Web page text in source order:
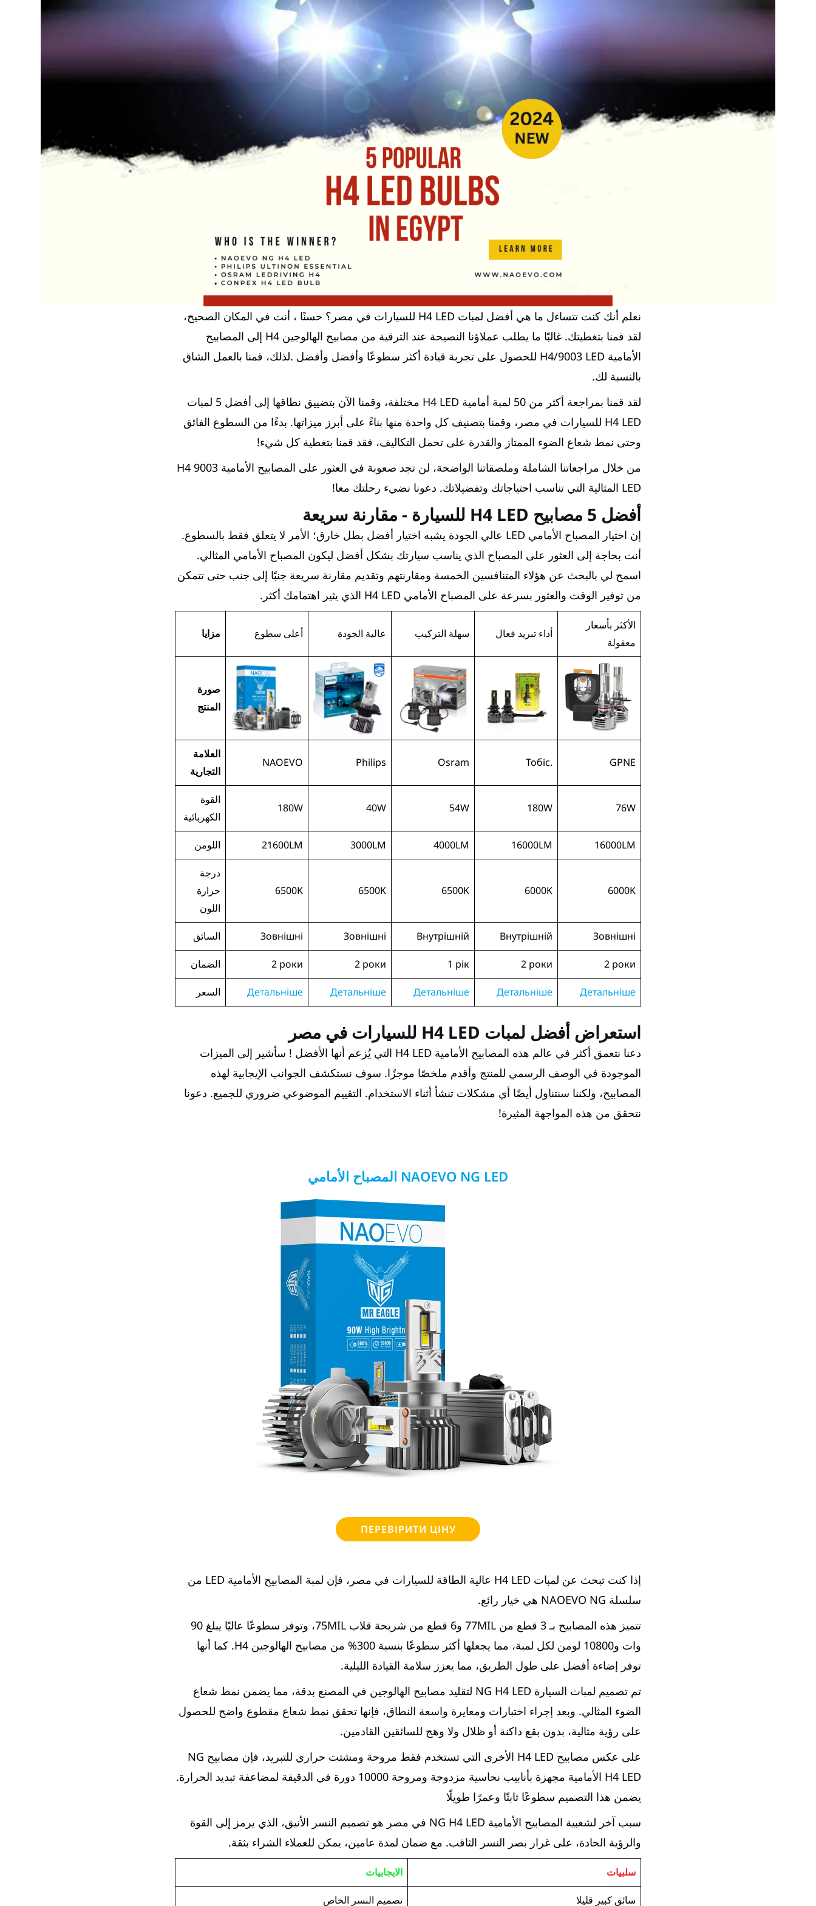
نعلم أنك كنت تتساءل ما هي أفضل لمبات H4 LED للسيارات في مصر؟ حسنًا ، أنت في المكان الصحيح،
لقد قمنا بتغطيتك. غالبًا ما يطلب عملاؤنا النصيحة عند الترقية من مصابيح الهالوجين H4 إلى المصابيح
الأمامية H4/9003 LED للحصول على تجربة قيادة أكثر سطوعًا وأفضل وأفضل .لذلك، قمنا بالعمل الشاق
بالنسبة لك.
لقد قمنا بمراجعة أكثر من 50 لمبة أمامية H4 LED مختلفة، وقمنا الآن بتضييق نطاقها إلى أفضل 5 لمبات
H4 LED للسيارات في مصر، وقمنا بتصنيف كل واحدة منها بناءً على أبرز ميزاتها. بدءًا من السطوع الفائق
وحتى نمط شعاع الضوء الممتاز والقدرة على تحمل التكاليف، فقد قمنا بتغطية كل شيء!
من خلال مراجعاتنا الشاملة وملصقاتنا الواضحة، لن تجد صعوبة في العثور على المصابيح الأمامية H4 9003
LED المثالية التي تناسب احتياجاتك وتفضيلاتك. دعونا نضيء رحلتك معا!
أفضل 5 مصابيح H4 LED للسيارة - مقارنة سريعة
إن اختيار المصباح الأمامي LED عالي الجودة يشبه اختيار أفضل بطل خارق؛ الأمر لا يتعلق فقط بالسطوع.
أنت بحاجة إلى العثور على المصباح الذي يناسب سيارتك بشكل أفضل ليكون المصباح الأمامي المثالي.
اسمح لي بالبحث عن هؤلاء المتنافسين الخمسة ومقارنتهم وتقديم مقارنة سريعة جنبًا إلى جنب حتى تتمكن
من توفير الوقت والعثور بسرعة على المصباح الأمامي H4 LED الذي يثير اهتمامك أكثر.
مزايا أعلى سطوع عالية الجودة سهلة التركيب أداء تبريد فعال
الأكثر بأسعار
معقولة
صورة
المنتج
العلامة
التجارية
NAOEVO Philips Osram Тобіс. GPNE
القوة
الكهربائية
180W 40W 54W 180W 76W
اللومن 21600LM 3000LM 4000LM 16000LM 16000LM
درجة
حرارة
اللون
6500K 6500K 6500K 6000K 6000K
السائق Зовнішні Зовнішні Внутрішній Внутрішній Зовнішні
الضمان 2 роки 2 роки 1 рік 2 роки 2 роки
السعر Детальніше Детальніше Детальніше Детальніше Детальніше
استعراض أفضل لمبات H4 LED للسيارات في مصر
دعنا نتعمق أكثر في عالم هذه المصابيح الأمامية H4 LED التي يُزعم أنها الأفضل ! سأشير إلى الميزات
الموجودة في الوصف الرسمي للمنتج وأقدم ملخصًا موجزًا. سوف نستكشف الجوانب الإيجابية لهذه
المصابيح، ولكننا سنتناول أيضًا أي مشكلات تنشأ أثناء الاستخدام. التقييم الموضوعي ضروري للجميع. دعونا
نتحقق من هذه المواجهة المثيرة!
NAOEVO NG LED المصباح الأمامي
ПЕРЕВІРИТИ ЦІНУ
إذا كنت تبحث عن لمبات H4 LED عالية الطاقة للسيارات في مصر، فإن لمبة المصابيح الأمامية LED من
سلسلة NAOEVO NG هي خيار رائع.
تتميز هذه المصابيح بـ 3 قطع من 77MIL و6 قطع من شريحة قلاب 75MIL، وتوفر سطوعًا عاليًا يبلغ 90
وات و10800 لومن لكل لمبة، مما يجعلها أكثر سطوعًا بنسبة 300% من مصابيح الهالوجين H4. كما أنها
توفر إضاءة أفضل على طول الطريق، مما يعزز سلامة القيادة الليلية.
تم تصميم لمبات السيارة NG H4 LED لتقليد مصابيح الهالوجين في المصنع بدقة، مما يضمن نمط شعاع
الضوء المثالي. وبعد إجراء اختبارات ومعايرة واسعة النطاق، فإنها تحقق نمط شعاع مقطوع واضح للحصول
على رؤية مثالية، بدون بقع داكنة أو ظلال ولا وهج للسائقين القادمين.
على عكس مصابيح H4 LED الأخرى التي تستخدم فقط مروحة ومشتت حراري للتبريد، فإن مصابيح NG
H4 LED الأمامية مجهزة بأنابيب نحاسية مزدوجة ومروحة 10000 دورة في الدقيقة لمضاعفة تبديد الحرارة.
يضمن هذا التصميم سطوعًا ثابتًا وعمرًا طويلًا
سبب آخر لشعبية المصابيح الأمامية NG H4 LED في مصر هو تصميم النسر الأنيق، الذي يرمز إلى القوة
والرؤية الحادة، على غرار بصر النسر الثاقب. مع ضمان لمدة عامين، يمكن للعملاء الشراء بثقة.
الايجابيات سلبيات
تصميم النسر الخاص سائق كبير قليلا